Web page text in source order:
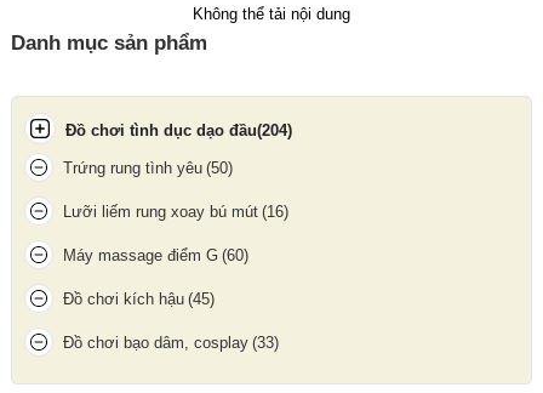
mỏng nhất của Durex, mang lại cảm giác "gần như không đeo",
giúp truyền tải cảm xúc tự nhiên hơn mà vẫn duy trì khả năng
Cách sử dụng
Xé bao theo đường răng cưa, tránh dùng vật sắc nhọn.
Đeo bao khi dương vật đã cương cứng.
Bóp nhẹ đầu chứa tinh dịch và vuốt bao xuống hết chiều dài dương
Sau khi xuất tinh, giữ mép bao và rút ra khi dương vật còn cương.
Thắt nút và bỏ vào thùng rác sau khi sử dụng.
Không thể tải nội dung
Danh mục sản phẩm
Đồ chơi tình dục dạo đầu(204)
Trứng rung tình yêu (50)
Lưỡi liếm rung xoay bú mút (16)
Máy massage điểm G (60)
Đồ chơi kích hậu (45)
Đồ chơi bạo dâm, cosplay (33)